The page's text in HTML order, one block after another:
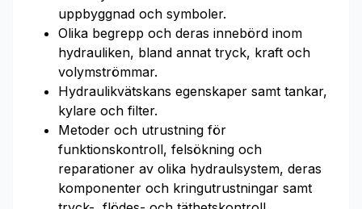
uppbyggnad och symboler.
Olika begrepp och deras innebörd inom
hydrauliken, bland annat tryck, kraft och
volymströmmar.
Hydraulikvätskans egenskaper samt tankar,
kylare och filter.
Metoder och utrustning för
funktionskontroll, felsökning och
reparationer av olika hydraulsystem, deras
komponenter och kringutrustningar samt